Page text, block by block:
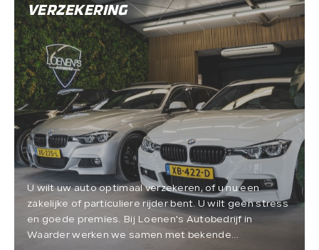
VERZEKERING
U wilt uw auto optimaal verzekeren, of u nu een
zakelijke of particuliere rijder bent. U wilt geen stress
en goede premies. Bij Loenen's Autobedrijf in
Waarder werken we samen met bekende